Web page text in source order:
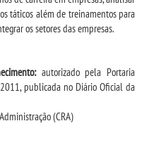
táticos além de treinamentos para
os setores das empresas.
autorizado pela Portaria
publicada no Diário Oficial da
(CRA)